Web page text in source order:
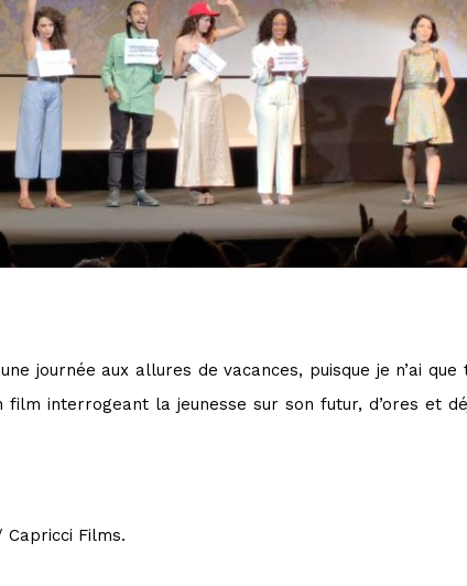
journée aux allures de vacances, puisque je n’ai
interrogeant la jeunesse sur son futur, d’ores et
Films.